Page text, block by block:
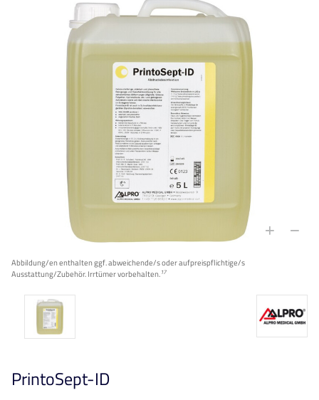
Abbildung/en enthalten ggf. abweichende/s oder aufpreispflichtige/s
Ausstattung/Zubehör. Irrtümer vorbehalten.17
PrintoSept-ID